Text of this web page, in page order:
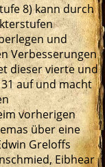
8) kann durch
und
Verbesserungen
dieser vierte und
auf und macht
vorherigen
über eine
Greloffs
Eibhear